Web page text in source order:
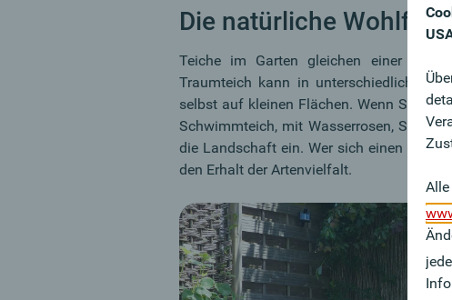
Die natürliche
Teiche im Garten gleichen einer
Traumteich kann in unterschiedlichsten
selbst auf kleinen Flächen. Wenn Sie
Schwimmteich, mit Wasserrosen,
die Landschaft ein. Wer sich einen
den Erhalt der Artenvielfalt.